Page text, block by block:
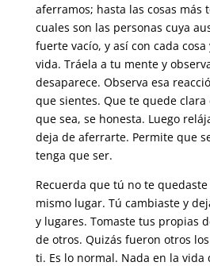
aferramos; hasta las cosas más
cuales son las personas cuya
fuerte vacío, y así con cada
vida. Tráela a tu mente y
desaparece. Observa esa
que sientes. Que te quede clara
que sea, se honesta. Luego
deja de aferrarte. Permite que
tenga que ser.
Recuerda que tú no te
mismo lugar. Tú cambiaste y
y lugares. Tomaste tus propias
de otros. Quizás fueron otros
ti. Es lo normal. Nada en la vida